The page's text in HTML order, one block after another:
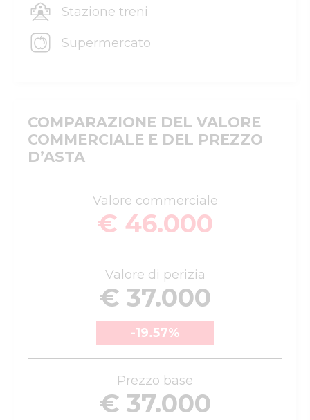
Stazione treni
Supermercato
COMPARAZIONE DEL VALORE
COMMERCIALE E DEL PREZZO
D’ASTA
Valore commerciale
€ 46.000
Valore di perizia
€ 37.000
-19.57%
Prezzo base
€ 37.000